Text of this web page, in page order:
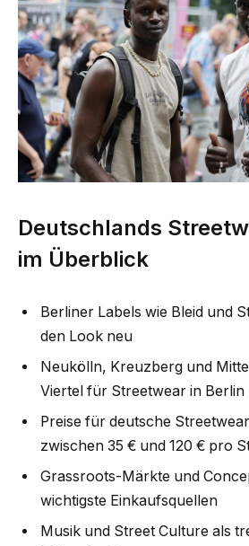
Deutschlands
im Überblick
Berliner Labels wie Bleid und
den Look neu
Neukölln, Kreuzberg und
Viertel für Streetwear in Berlin
Preise für deutsche
zwischen 35 € und 120 € pro
Grassroots-Märkte und
wichtigste Einkaufsquellen
Musik und Street Culture als